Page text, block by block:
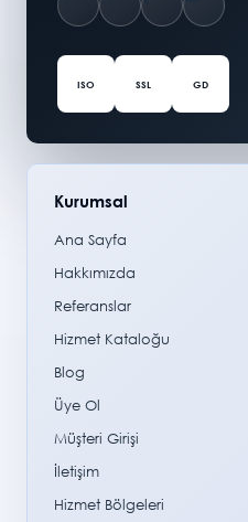
ISO SSL GD
Kurumsal
Ana Sayfa
Hakkımızda
Referanslar
Hizmet Kataloğu
Blog
Üye Ol
Müşteri Girişi
İletişim
Hizmet Bölgeleri